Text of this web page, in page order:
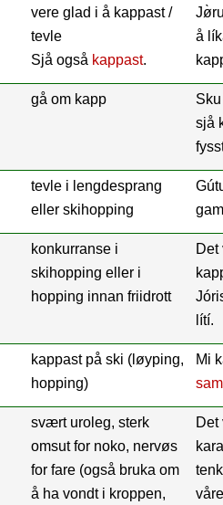
vere glad i å kappast /
tevle
Sjå også kappast.
J
å
gå om kapp
sjå
tevle i lengdesprang
eller skihopping
konkurranse i
skihopping eller i
hopping innan friidrott
Det
lítí.
kappast på ski (løyping,
hopping)
Mi
svært uroleg, sterk
omsut for noko, nervøs
for fare (også bruka om
å ha vondt i kroppen,
Det